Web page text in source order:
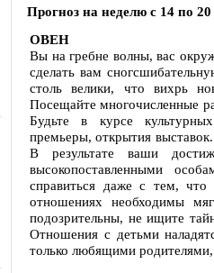
Прогноз на неделю с 14 по 20
ОВЕН
Вы на гребне волны, вас
сделать вам
столь велики, что вихрь
Посещайте многочисленные
Будьте в курсе
премьеры, открытия
В результате ваши
высокопоставленными
справиться даже с тем,
отношениях необходимы
подозрительны, не ищите
Отношения с детьми
только любящими